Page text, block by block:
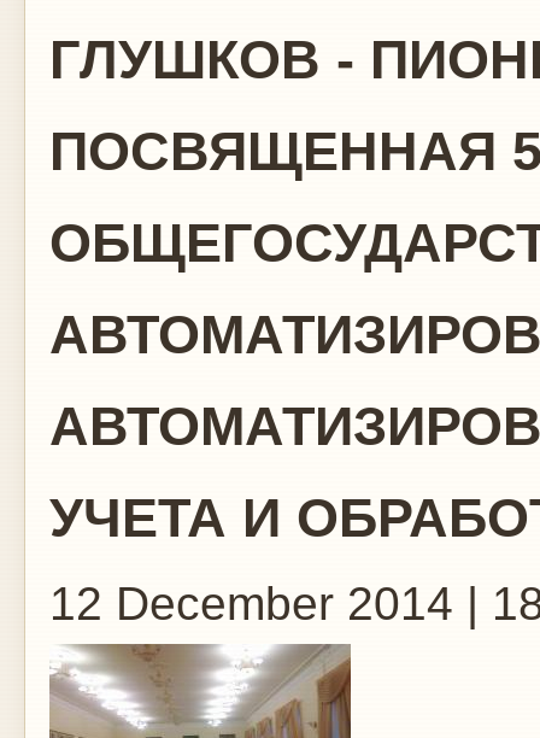
ГЛУШКОВ -
ПОСВЯЩЕННАЯ
УЧЕТА И
12 December 2014 |